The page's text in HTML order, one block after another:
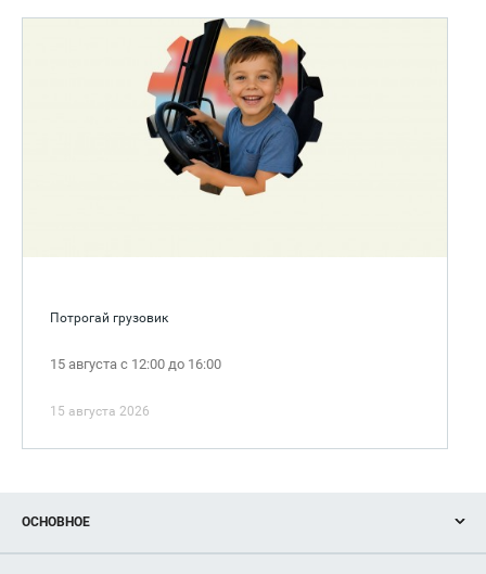
Потрогай грузовик
15 августа с 12:00 до 16:00
15 августа 2026
ОСНОВНОЕ